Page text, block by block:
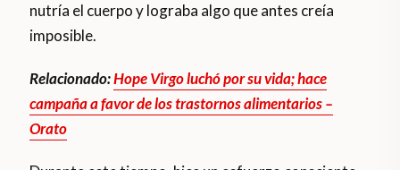
nutría el cuerpo y lograba algo que antes creía
imposible.
Relacionado:Hope Virgo luchó por su vida; hace
campaña a favor de los trastornos alimentarios –
Orato